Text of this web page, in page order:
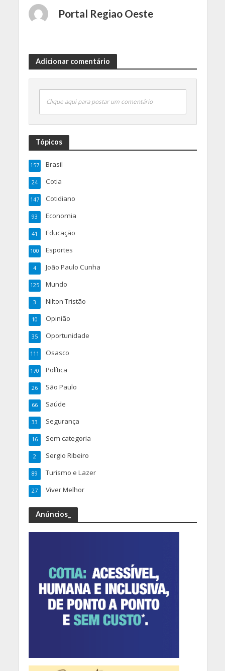
Portal Regiao Oeste
Adicionar comentário
Clique aqui para postar um comentário
Tópicos
Brasil
157
Cotia
24
Cotidiano
147
Economia
93
Educação
41
Esportes
100
João Paulo Cunha
4
Mundo
125
Nilton Tristão
3
Opinião
10
Oportunidade
35
Osasco
111
Política
170
São Paulo
26
Saúde
66
Segurança
33
Sem categoria
16
Sergio Ribeiro
2
Turismo e Lazer
89
Viver Melhor
27
Anúncios_